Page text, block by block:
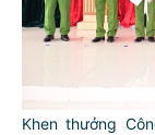
Khen thưởng
Đối với đồng
Đối với chính